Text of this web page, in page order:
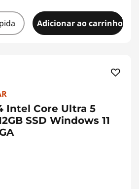
Adicionar ao carrinho
Intel Core Ultra 5
SSD Windows 11